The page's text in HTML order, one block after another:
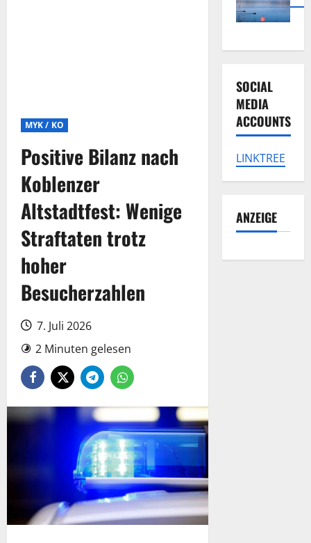
MYK / KO
Positive Bilanz nach
Koblenzer
Altstadtfest: Wenige
Straftaten trotz
hoher
Besucherzahlen
7. Juli 2026
2 Minuten gelesen
SOCIAL
MEDIA
ACCOUNTS
LINKTREE
ANZEIGE